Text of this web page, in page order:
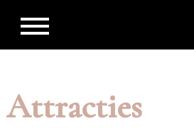
Attracties